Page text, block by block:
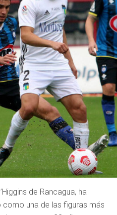
de Rancagua, ha
una de las figuras más